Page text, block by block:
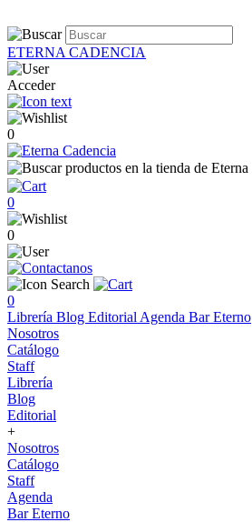
ETERNA CADENCIA
Acceder
0
0
0
0
Librería Blog Editorial Agenda Bar Eterno
Nosotros
Catálogo
Staff
Librería
Blog
Editorial
+
Nosotros
Catálogo
Staff
Agenda
Bar Eterno